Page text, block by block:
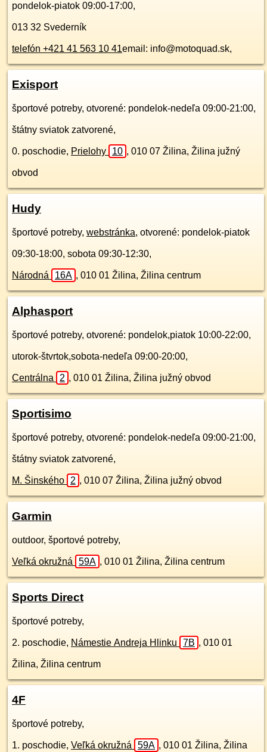
pondelok-piatok 09:00-17:00,
013 32 Svederník
telefón +421 41 563 10 41email: info@motoquad.sk,
Exisport
športové potreby, otvorené: pondelok-nedeľa 09:00-21:00,
štátny sviatok zatvorené,
0. poschodie, Prielohy 10 , 010 07 Žilina, Žilina južný
obvod
Hudy
športové potreby, webstránka, otvorené: pondelok-piatok
09:30-18:00, sobota 09:30-12:30,
Národná 16A , 010 01 Žilina, Žilina centrum
Alphasport
športové potreby, otvorené: pondelok,piatok 10:00-22:00,
utorok-štvrtok,sobota-nedeľa 09:00-20:00,
Centrálna 2 , 010 01 Žilina, Žilina južný obvod
Sportisimo
športové potreby, otvorené: pondelok-nedeľa 09:00-21:00,
štátny sviatok zatvorené,
M. Šinského 2 , 010 07 Žilina, Žilina južný obvod
Garmin
outdoor, športové potreby,
Veľká okružná 59A , 010 01 Žilina, Žilina centrum
Sports Direct
športové potreby,
2. poschodie, Námestie Andreja Hlinku 7B , 010 01
Žilina, Žilina centrum
4F
športové potreby,
1. poschodie, Veľká okružná 59A , 010 01 Žilina, Žilina